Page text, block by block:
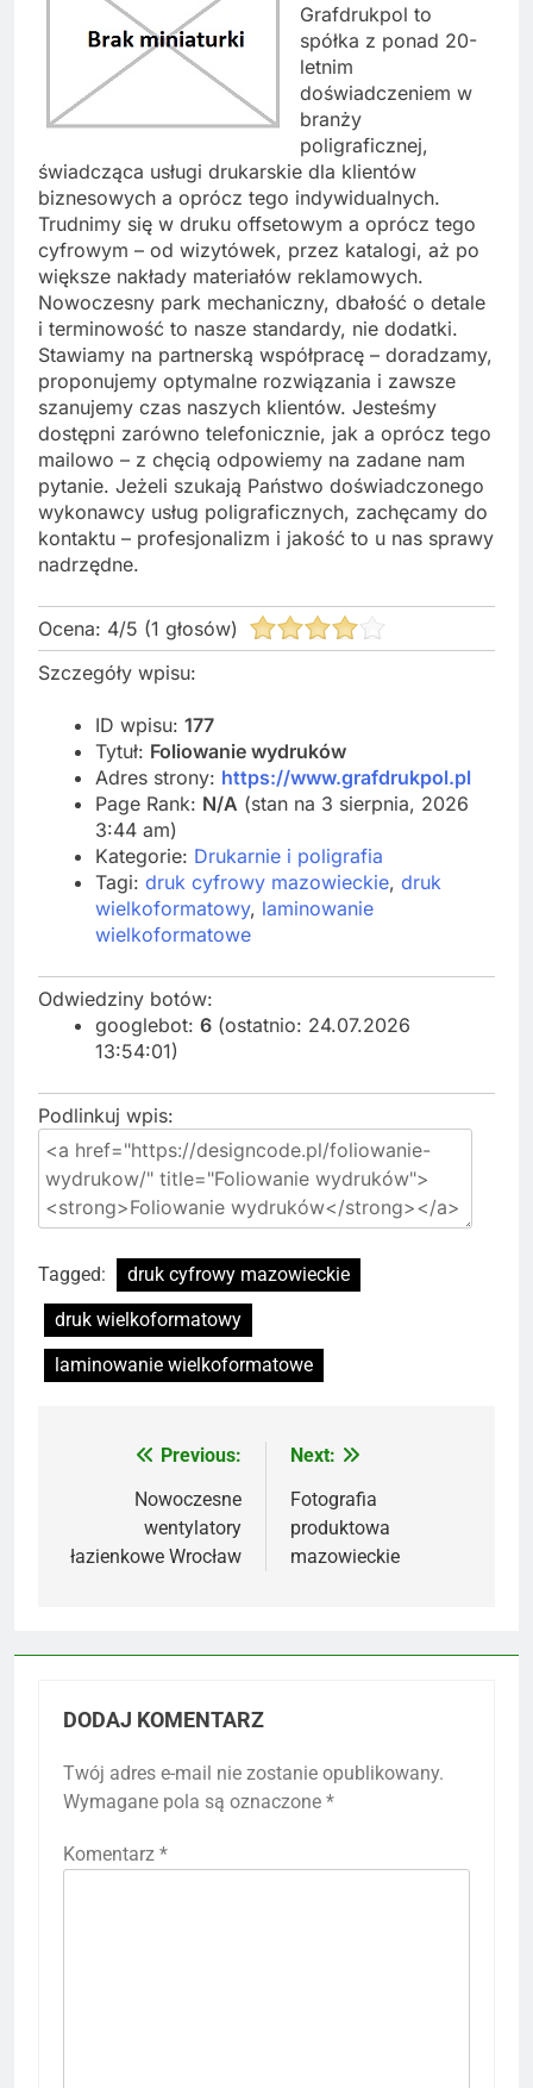
Grafdrukpol to
spółka z ponad 20-
letnim
doświadczeniem w
branży
poligraficznej,
świadcząca usługi drukarskie dla klientów
biznesowych a oprócz tego indywidualnych.
Trudnimy się w druku offsetowym a oprócz tego
cyfrowym – od wizytówek, przez katalogi, aż po
większe nakłady materiałów reklamowych.
Nowoczesny park mechaniczny, dbałość o detale
i terminowość to nasze standardy, nie dodatki.
Stawiamy na partnerską współpracę – doradzamy,
proponujemy optymalne rozwiązania i zawsze
szanujemy czas naszych klientów. Jesteśmy
dostępni zarówno telefonicznie, jak a oprócz tego
mailowo – z chęcią odpowiemy na zadane nam
pytanie. Jeżeli szukają Państwo doświadczonego
wykonawcy usług poligraficznych, zachęcamy do
kontaktu – profesjonalizm i jakość to u nas sprawy
nadrzędne.
Ocena: 4/5 (1 głosów)
Szczegóły wpisu:
ID wpisu: 177
Tytuł: Foliowanie wydruków
Adres strony: https://www.grafdrukpol.pl
Page Rank: N/A (stan na 3 sierpnia, 2026
3:44 am)
Kategorie: Drukarnie i poligrafia
Tagi: druk cyfrowy mazowieckie, druk
wielkoformatowy, laminowanie
wielkoformatowe
Odwiedziny botów:
googlebot: 6 (ostatnio: 24.07.2026
13:54:01)
Podlinkuj wpis:
Tagged:
druk cyfrowy mazowieckie
druk wielkoformatowy
laminowanie wielkoformatowe
NawigacjaPrevious:
Nowoczesne
wentylatory
łazienkowe Wrocław
Next:
Fotografia
produktowa
mazowieckie
DODAJ KOMENTARZ
Twój adres e-mail nie zostanie opublikowany.
Wymagane pola są oznaczone *
Komentarz *